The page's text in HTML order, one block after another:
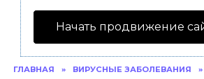
Начать продвижение
ГЛАВНАЯ » ВИРУСНЫЕ ЗАБОЛЕВАНИЯ »